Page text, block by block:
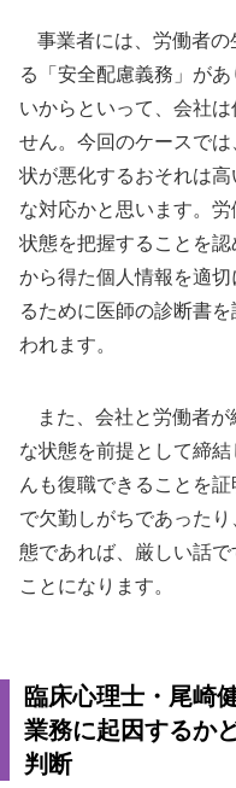
事業者には、労働者の
る「安全配慮義務」が
いからといって、会社
せん。今回のケースで
状が悪化するおそれは
な対応かと思います。
状態を把握することを
から得た個人情報を適
るために医師の診断書
われます。
また、会社と労働者が
な状態を前提として締
んも復職できることを
で欠勤しがちであった
態であれば、厳しい話
ことになります。
臨床心理士・尾崎
業務に起因するか
判断